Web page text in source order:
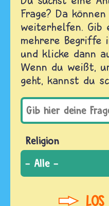
Frage? Da
weiterhelfen. Gib
mehrere Begriffe
und klicke dann
Wenn du weißt,
geht, kannst du
Religion